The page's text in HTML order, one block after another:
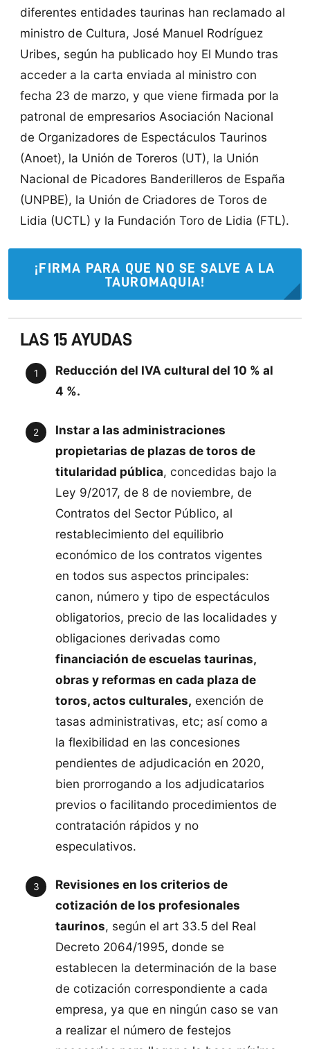
diferentes entidades taurinas han reclamado al
ministro de Cultura, José Manuel Rodríguez
Uribes, según ha publicado hoy El Mundo tras
acceder a la carta enviada al ministro con
fecha 23 de marzo, y que viene firmada por la
patronal de empresarios Asociación Nacional
de Organizadores de Espectáculos Taurinos
(Anoet), la Unión de Toreros (UT), la Unión
Nacional de Picadores Banderilleros de España
(UNPBE), la Unión de Criadores de Toros de
Lidia (UCTL) y la Fundación Toro de Lidia (FTL).
¡FIRMA PARA QUE NO SE SALVE A LA
TAUROMAQUIA!
LAS 15 AYUDAS
Reducción del IVA cultural del 10 % al
4 %.
Instar a las administraciones
propietarias de plazas de toros de
titularidad pública, concedidas bajo la
Ley 9/2017, de 8 de noviembre, de
Contratos del Sector Público, al
restablecimiento del equilibrio
económico de los contratos vigentes
en todos sus aspectos principales:
canon, número y tipo de espectáculos
obligatorios, precio de las localidades y
obligaciones derivadas como
financiación de escuelas taurinas,
obras y reformas en cada plaza de
toros, actos culturales, exención de
tasas administrativas, etc; así como a
la flexibilidad en las concesiones
pendientes de adjudicación en 2020,
bien prorrogando a los adjudicatarios
previos o facilitando procedimientos de
contratación rápidos y no
especulativos.
Revisiones en los criterios de
cotización de los profesionales
taurinos, según el art 33.5 del Real
Decreto 2064/1995, donde se
establecen la determinación de la base
de cotización correspondiente a cada
empresa, ya que en ningún caso se van
a realizar el número de festejos